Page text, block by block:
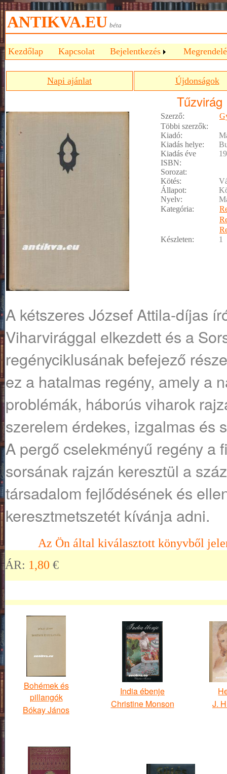
ANTIKVA.EU béta
Kezdőlap Kapcsolat Bejelentkezés
Napi ajánlat Újdonságok
Tűzvirág
Szerző:
Többi szerzők:
Kiadó:
Kiadás helye:
Kiadás éve
ISBN:
Sorozat:
Kötés:
Állapot:
Nyelv:
Kategória:
Készleten:
1
A kétszeres József Attila-díjas
Viharvirággal elkezdett és a
regényciklusának befejező
ez a hatalmas regény, amely a
problémák, háborús viharok
szerelem érdekes, izgalmas és
A pergő cselekményű regény a
sorsának rajzán keresztül a
társadalom fejlődésének és
keresztmetszetét kívánja adni.
Az Ön által kiválasztott könyvből
ÁR: 1,80 €
Bohémek és
pillangók
Bókay János
India ébenje
Christine Monson
J.